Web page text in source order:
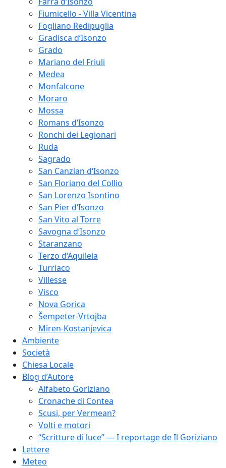
Fiumicello - Villa Vicentina
Fogliano Redipuglia
Gradisca d‘Isonzo
Grado
Mariano del Friuli
Medea
Monfalcone
Moraro
Mossa
Romans d‘Isonzo
Ronchi dei Legionari
Ruda
Sagrado
San Canzian d‘Isonzo
San Floriano del Collio
San Lorenzo Isontino
San Pier d‘Isonzo
San Vito al Torre
Savogna d‘Isonzo
Staranzano
Terzo d‘Aquileia
Turriaco
Villesse
Visco
Nova Gorica
Šempeter-Vrtojba
Miren-Kostanjevica
Ambiente
Società
Chiesa Locale
Blog d’Autore
Alfabeto Goriziano
Cronache di Contea
Scusi, per Vermean?
Volti e motori
“Scritture di luce” — I reportage de Il Goriziano
Lettere
Meteo